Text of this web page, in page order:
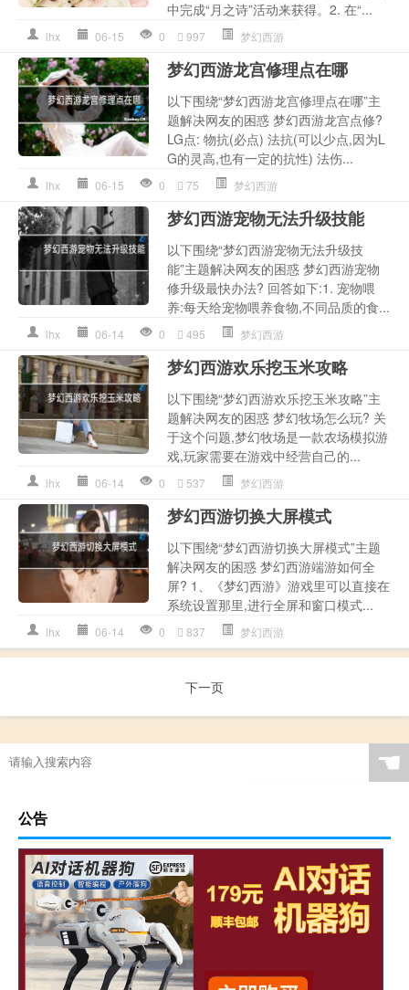
中完成“月之诗”活动来获得。2. 在“...
lhx 06-15 0 997 梦幻西游
梦幻西游龙宫修理点在哪
以下围绕“梦幻西游龙宫修理点在哪”主
题解决网友的困惑 梦幻西游龙宫点修?
LG点: 物抗(必点) 法抗(可以少点,因为L
G的灵高,也有一定的抗性) 法伤...
lhx 06-15 0 75 梦幻西游
梦幻西游宠物无法升级技能
以下围绕“梦幻西游宠物无法升级技
能”主题解决网友的困惑 梦幻西游宠物
修升级最快办法? 回答如下:1. 宠物喂
养:每天给宠物喂养食物,不同品质的食...
lhx 06-14 0 495 梦幻西游
梦幻西游欢乐挖玉米攻略
以下围绕“梦幻西游欢乐挖玉米攻略”主
题解决网友的困惑 梦幻牧场怎么玩? 关
于这个问题,梦幻牧场是一款农场模拟游
戏,玩家需要在游戏中经营自己的...
lhx 06-14 0 537 梦幻西游
梦幻西游切换大屏模式
以下围绕“梦幻西游切换大屏模式”主题
解决网友的困惑 梦幻西游端游如何全
屏? 1、《梦幻西游》游戏里可以直接在
系统设置那里,进行全屏和窗口模式...
lhx 06-14 0 837 梦幻西游
下一页
☚
公告